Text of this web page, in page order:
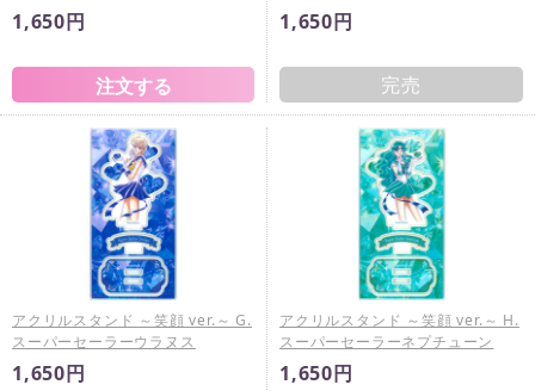
1,650円 1,650円
完売
アクリルスタンド ～笑顔 ver.～ G.
スーパーセーラーウラヌス
1,650円
アクリルスタンド ～笑顔 ver.～ H.
スーパーセーラーネプチューン
1,650円